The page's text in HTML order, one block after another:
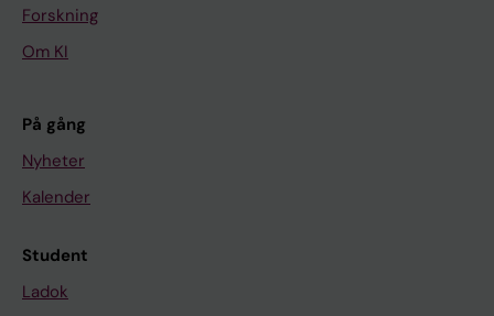
Forskning
Om KI
På gång
Nyheter
Kalender
Student
Ladok